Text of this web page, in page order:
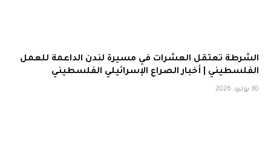
الشرطة تعتقل العشرات في مسيرة لندن الداعمة للعمل
الفلسطيني | أخبار الصراع الإسرائيلي الفلسطيني
30 يوليو، 2026